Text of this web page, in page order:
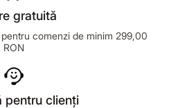
gratuită
comenzi de minim 299,00
RON
pentru clienți